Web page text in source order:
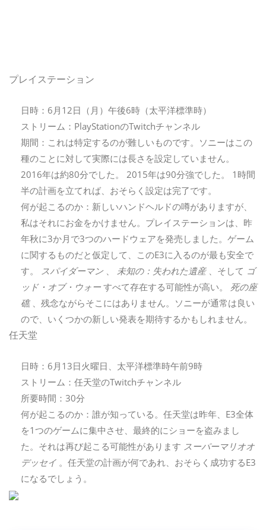
プレイステーション
日時：6月12日（月）午後6時（太平洋標準時）
ストリーム：PlayStationのTwitchチャンネル
期間：これは特定するのが難しいものです。ソニーはこの
種のことに対して実際には長さを設定していません。
2016年は約80分でした。 2015年は90分強でした。 1時間
半の計画を立てれば、おそらく設定は完了です。
何が起こるのか：新しいハンドヘルドの噂がありますが、
私はそれにお金をかけません。プレイステーションは、昨
年秋に3か月で3つのハードウェアを発売しました。ゲーム
に関するものだと仮定して、このE3に入るのが最も安全で
す。 スパイダーマン 、 未知の：失われた遺産、そして ゴ
ッド・オブ・ウォー すべて存在する可能性が高い。 死の座
礁、残念ながらそこにはありません。ソニーが通常は良い
ので、いくつかの新しい発表を期待するかもしれません。
任天堂
日時：6月13日火曜日、太平洋標準時午前9時
ストリーム：任天堂のTwitchチャンネル
所要時間：30分
何が起こるのか：誰が知っている。任天堂は昨年、E3全体
を1つのゲームに集中させ、最終的にショーを盗みまし
た。それは再び起こる可能性があります スーパーマリオオ
デッセイ 。任天堂の計画が何であれ、おそらく成功するE3
になるでしょう。